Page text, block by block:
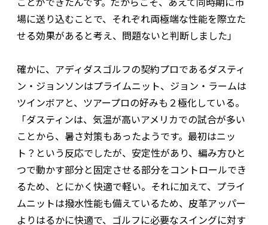
場に送り込むことで、それぞれ両極端な性能を際立た
せる効果があると考え、問題ないと判断しました」
確かに、アディダスゴルフの契約プロであるダスティ
ン・ジョンソンはプライムニット、ジョン・ラームは
ツインボアと、ツアープロの好みも２極化している。
「ダスティンは、気温が高いアメリカでの試合が多い
ことから、暑さ対策もあったようです。最初はニッ
ト？という反応でしたが、安定性があり、編み方ひと
つで動かす部分と固定させる部分をコントロールでき
るため、とにかく快適で軽い。それに加えて、プライ
ムニットは撥水性能も備えているため、皮革アッパー
よりはるかに快適で、ゴルフに必要なスイングに対す